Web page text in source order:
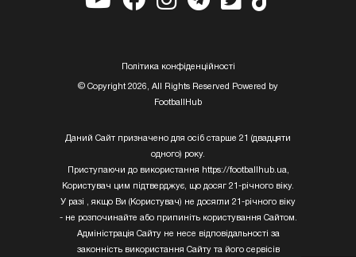
Полiтика конфiденцiйностi
© Copyright 2026, All Rights Reserved Powered by
FootballHub
Даний Сайт призначено для осіб старше 21 (двадцяти
одного) року.
Приступаючи до використання https://footballhub.ua,
Користувач цим підтверджує, що досяг 21-річного віку.
У разі , якщо Ви (Користувач) не досягли 21-річного віку
- не розпочинайте або припиніть користування Сайтом.
Адміністрація Сайту не несе відповідальності за
законність використання Сайту та його сервісів